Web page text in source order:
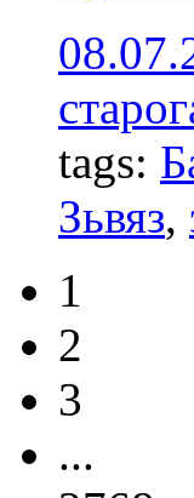
tags:
Зьвяз,
1
2
3
...